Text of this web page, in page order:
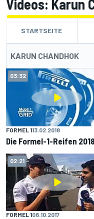
Videos: Karun
STARTSEITE
KARUN CHANDHOK
03:32
FORMEL 113.02.2018
Die Formel-1-Reifen 2018
02:21
FORMEL 108.10.2017